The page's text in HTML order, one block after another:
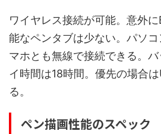
ワイヤレス接続が可能。意外
能なペンタブは少ない。パソ
マホとも無線で接続できる。
イ時間は18時間。優先の場合
る。
ペン描画性能のスペック